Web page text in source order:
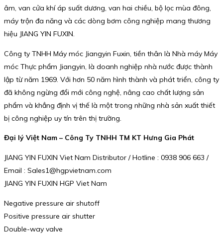
âm, van cửa khí áp suất dương, van hai chiều, bộ lọc mùa đông,
máy trộn đa năng và các dòng bơm công nghiệp mang thương
hiệu JIANG YIN FUXIN.
Công ty TNHH Máy móc Jiangyin Fuxin, tiền thân là Nhà máy Máy
móc Thực phẩm Jiangyin, là doanh nghiệp nhà nước được thành
lập từ năm 1969. Với hơn 50 năm hình thành và phát triển, công ty
đã không ngừng đổi mới công nghệ, nâng cao chất lượng sản
phẩm và khẳng định vị thế là một trong những nhà sản xuất thiết
bị công nghiệp uy tín trên thị trường.
Đại lý Việt Nam – Công Ty TNHH TM KT Hưng Gia Phát
JIANG YIN FUXIN Viet Nam Distributor / Hotline : 0938 906 663 /
Email : Sales1@hgpvietnam.com
JIANG YIN FUXIN HGP Viet Nam
Negative pressure air shutoff
Positive pressure air shutter
Double-way valve